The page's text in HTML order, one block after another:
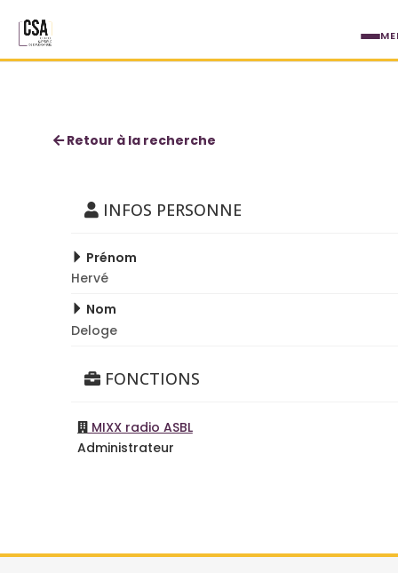
Hervé Deloge
Retour à la recherche
INFOS PERSONNE
Prénom
Hervé
Nom
Deloge
FONCTIONS
MIXX radio ASBL
Administrateur